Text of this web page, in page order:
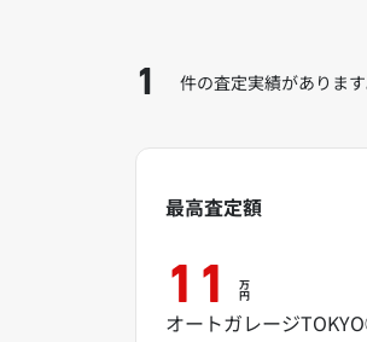
1 件の査定実績があります
最高査定額
11 万
円
オートガレージ